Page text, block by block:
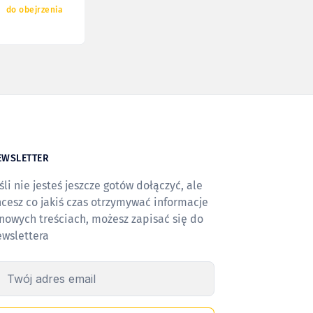
do obejrzenia
nie jesteś jeszcze gotów dołączyć, ale
co jakiś czas otrzymywać informacje
treściach, możesz zapisać się do